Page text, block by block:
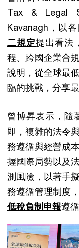
Tax & Legal
Kavanagh，以
二規定提出看法
程、跨國企業合
說明，從全球最
臨的挑戰，分享
曾博昇表示，隨
即，複雜的法令
務遵循與經營成
握國際局勢以及
測風險，以著手
務遵循管理制度
低稅負制申報遵